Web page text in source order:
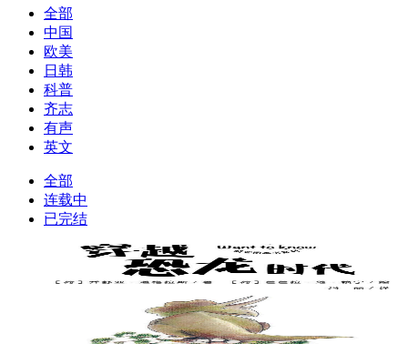
全部
中国
欧美
日韩
科普
齐志
有声
英文
全部
连载中
已完结